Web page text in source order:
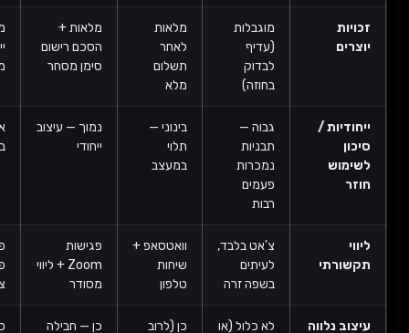
מוגבלות
(עדיף
מלאות
לאחר
תשלום
מלא
מלאות +
הסכם רישום
סימן מסחר
מלאות +
ייעוץ לרישום
מקומי/בינ"ל
גבוה —
תבניות
נמכרות
פעמים
בינוני —
תלוי
במעצב
נמוך — עיצוב
ייחודי
אפס — עיצוב
בלעדי 100%
צ'אט בלבד,
לעיתים
וואטסאפ +
שיחות
טלפון
פגישות
מסודר
פגישות
פרונטליות +
צוות ייעודי
לא כלול (או כן (לרוב כן — חבילה כן +